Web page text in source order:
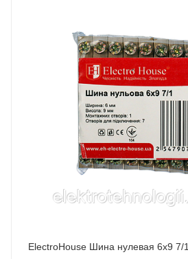
ElectroHouse Шина нулевая 6х9 7/1